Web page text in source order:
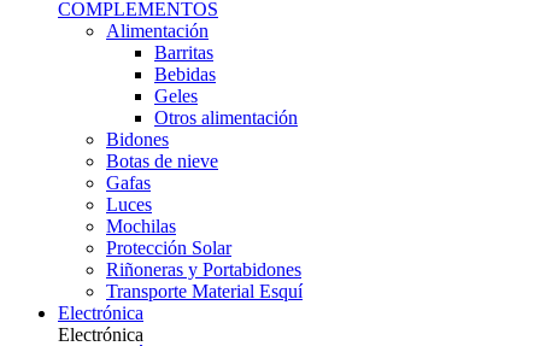
COMPLEMENTOS
Alimentación
Barritas
Bebidas
Geles
Otros alimentación
Bidones
Botas de nieve
Gafas
Luces
Mochilas
Protección Solar
Riñoneras y Portabidones
Transporte Material Esquí
Electrónica
Electrónica